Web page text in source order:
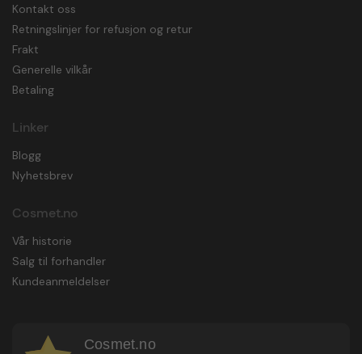
Kontakt oss
Retningslinjer for refusjon og retur
Frakt
Generelle vilkår
Betaling
Linker
Blogg
Nyhetsbrev
Cosmet.no
Vår historie
Salg til forhandler
Kundeanmeldelser
Cosmet.no